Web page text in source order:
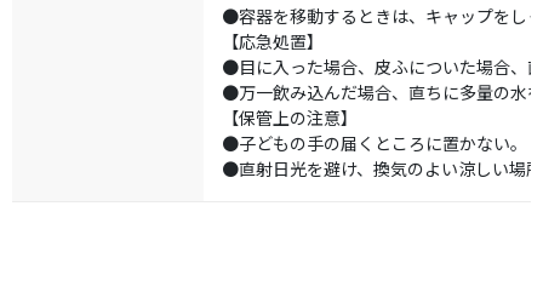
●容器を移動するときは、キャップをし
【応急処置】
●目に入った場合、皮ふについた場合、
●万一飲み込んだ場合、直ちに多量の水
【保管上の注意】
●子どもの手の届くところに置かない。
●直射日光を避け、換気のよい涼しい場